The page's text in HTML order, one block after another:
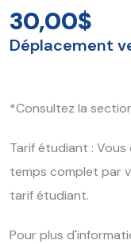
30,00$
Déplacement
*Consultez la
Tarif étudiant :
temps complet par
tarif étudiant.
Pour plus